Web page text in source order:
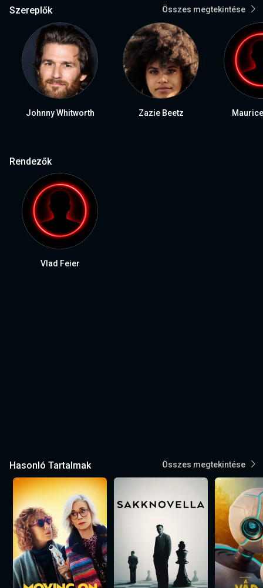
Szereplők Összes megtekintése
Johnny Whitworth Zazie Beetz
Rendezők
Vlad Feier
Hasonló Tartalmak Összes megtekintése